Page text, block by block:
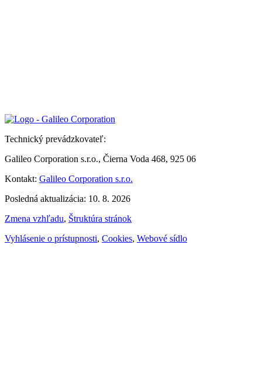
Technický prevádzkovateľ:
Galileo Corporation s.r.o., Čierna Voda 468, 925 06
Kontakt: Galileo Corporation s.r.o.
Posledná aktualizácia: 10. 8. 2026
Zmena vzhľadu, Štruktúra stránok
Vyhlásenie o prístupnosti, Cookies, Webové sídlo